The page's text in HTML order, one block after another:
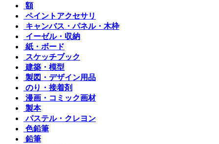
額
ペイントアクセサリ
キャンバス・パネル・木枠
イーゼル・収納
紙・ボード
スケッチブック
建築・模型
製図・デザイン用品
のり・接着剤
漫画・コミック画材
製本
パステル・クレヨン
色鉛筆
鉛筆